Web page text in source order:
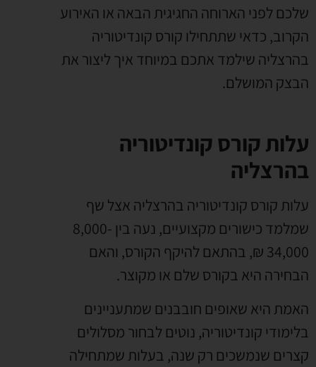
שלכם לפני הארוחה החגיגית הבאה או האירוע
הקרוב, כדאי שתתחילו קורס קונדיטוריה
בהרצליה שילמד אתכם במיוחד איך ליצור את
הבצק המושלם.
עלות קורס קונדיטוריה
בהרצליה
עלות קורס קונדיטוריה בהרצליה אצל שף
שמלמד כישורים מקצועיים, נעה בין 8,000-
34,000 ₪,
בהתאם להיקף הקורס, והאם
הבחירה היא בקורס שלם או מקוצר.
האמת היא שאופים חובבנים שמתעניינים
בלימודי קונדיטוריה, נוטים לבחור מסלולים
קצרים שנמשכים רק שנה, בעלות שמתחילה